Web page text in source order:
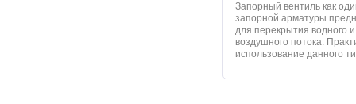
Запорный вентиль как
запорной арматуры
для перекрытия водного и
воздушного потока.
использование данного